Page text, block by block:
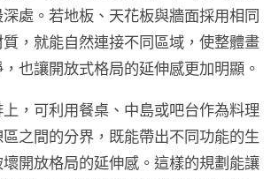
處。若地板、天花板與牆面採用相同
質 ，就能自然連接不同區域，使整體畫
也讓開放式格局的延伸感更加明顯。
，可利用餐桌、中島或吧台作為料理
之間的分界，既能帶出不同功能的生
開放格局的延伸感。這樣的規劃能讓